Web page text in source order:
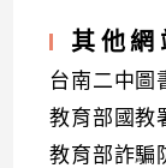
其他網
台南二中圖
教育部國教
教育部詐騙